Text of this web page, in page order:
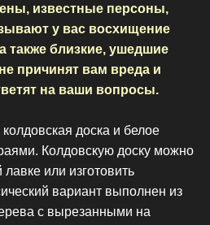
известные персоны,
у вас восхищение
также близкие, ушедшие
причинят вам вреда и
на ваши вопросы.
доска и белое
Колдовскую доску можно
лавке или изготовить
вариант выполнен из
с вырезанными на